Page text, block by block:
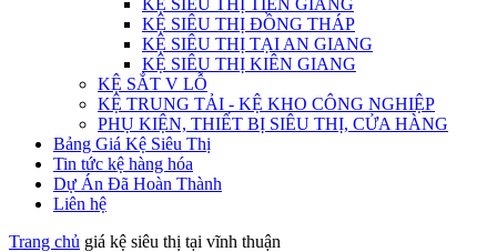
KỆ SIÊU THỊ TIỀN GIANG
KỆ SIÊU THỊ ĐỒNG THÁP
KỆ SIÊU THỊ TẠI AN GIANG
KỆ SIÊU THỊ KIÊN GIANG
KỆ SẮT V LỖ
KỆ TRUNG TẢI - KỆ KHO CÔNG NGHIỆP
PHỤ KIỆN, THIẾT BỊ SIÊU THỊ, CỬA HÀNG
Bảng Giá Kệ Siêu Thị
Tin tức kệ hàng hóa
Dự Án Đã Hoàn Thành
Liên hệ
Trang chủ giá kệ siêu thị tại vĩnh thuận